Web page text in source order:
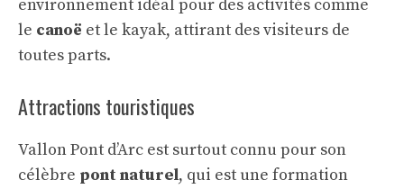
environnement idéal pour des activités comme
le canoë et le kayak, attirant des visiteurs de
toutes parts.
Attractions touristiques
Vallon Pont d’Arc est surtout connu pour son
célèbre pont naturel, qui est une formation